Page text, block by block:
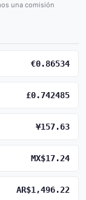
una comisión
€0.86534
£0.742485
¥157.63
MX$17.24
AR$1,496.22